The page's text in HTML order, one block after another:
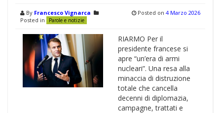
By Francesco Vignarca
Posted in
Parole e notizie
Posted on 4 Marzo 2026
RIARMO Per il
presidente francese si
apre “un’era di armi
nucleari”. Una resa alla
minaccia di distruzione
totale che cancella
decenni di diplomazia,
campagne, trattati e